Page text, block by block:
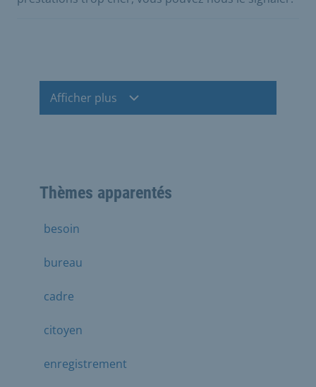
Afficher plus
Thèmes apparentés
besoin
bureau
cadre
citoyen
enregistrement